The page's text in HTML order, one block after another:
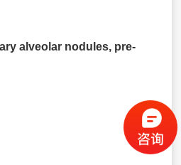
alveolar nodules, pre-